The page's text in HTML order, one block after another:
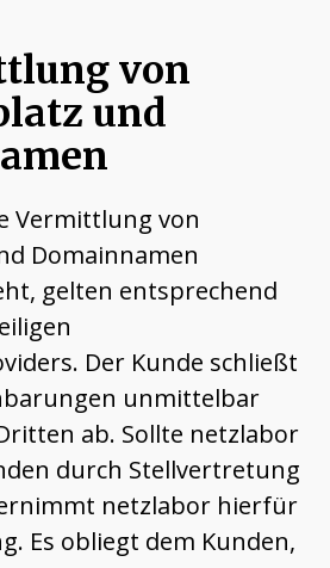
von
und
Vermittlung von
Domainnamen
gelten entsprechend
Der Kunde schließt
unmittelbar
ab. Sollte netzlabor
durch Stellvertretung
netzlabor hierfür
Es obliegt dem Kunden,